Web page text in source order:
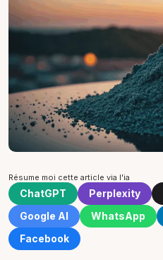
Résume moi cette article via l'ia
ChatGPT Perplexity
Google AI
WhatsApp
Facebook